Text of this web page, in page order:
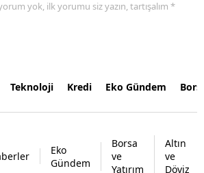
yok, ilk yorumu siz yazın, tartışalım *
Teknoloji Kredi Eko Gündem
Eko
Gündem
Borsa
ve
Yatırım
Altın
ve
Döviz